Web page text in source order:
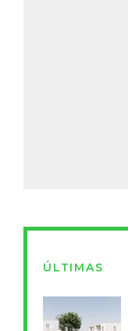
ÚLTIMAS